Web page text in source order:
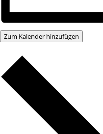
Zum Kalender hinzufügen